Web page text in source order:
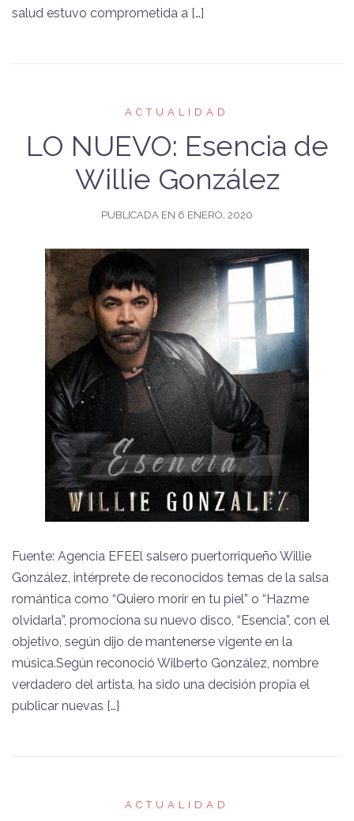
salud estuvo comprometida a […]
ACTUALIDAD
LO NUEVO: Esencia de
Willie González
PUBLICADA EN 6 ENERO, 2020
Fuente: Agencia EFEEl salsero puertorriqueño Willie
González, intérprete de reconocidos temas de la salsa
romántica como “Quiero morir en tu piel” o “Hazme
olvidarla”, promociona su nuevo disco, “Esencia”, con el
objetivo, según dijo de mantenerse vigente en la
música.Según reconoció Wilberto González, nombre
verdadero del artista, ha sido una decisión propia el
publicar nuevas […]
ACTUALIDAD